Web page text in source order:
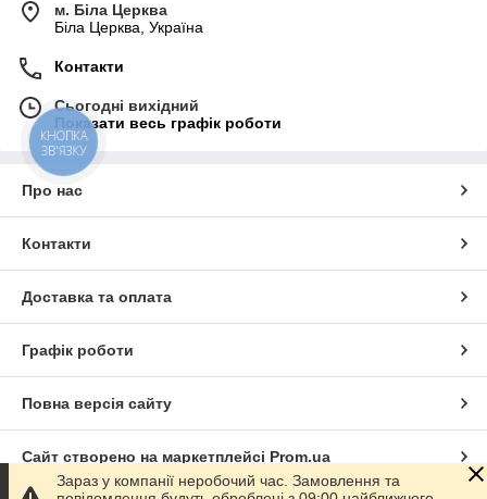
м. Біла Церква
Біла Церква, Україна
Контакти
Сьогодні вихідний
Показати весь графік роботи
Про нас
Контакти
Доставка та оплата
Графік роботи
Повна версія сайту
Сайт створено на маркетплейсі Prom.ua
Зараз у компанії неробочий час. Замовлення та
КНОПКА
ЗВ'ЯЗКУ